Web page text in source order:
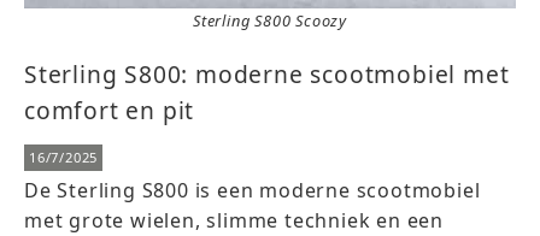
Sterling S800 Scoozy
Sterling S800: moderne scootmobiel met
comfort en pit
16/7/2025
De Sterling S800 is een moderne scootmobiel
met grote wielen, slimme techniek en een